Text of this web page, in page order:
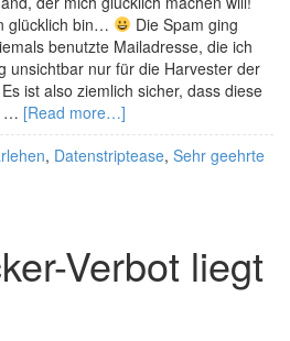
glücklich bin…
Die Spam ging
benutzte Mailadresse, die ich
unsichtbar nur für die Harvester der
ist also ziemlich sicher, dass diese
… [Read more…]
, Datenstriptease, Sehr geehrte
Verbot liegt